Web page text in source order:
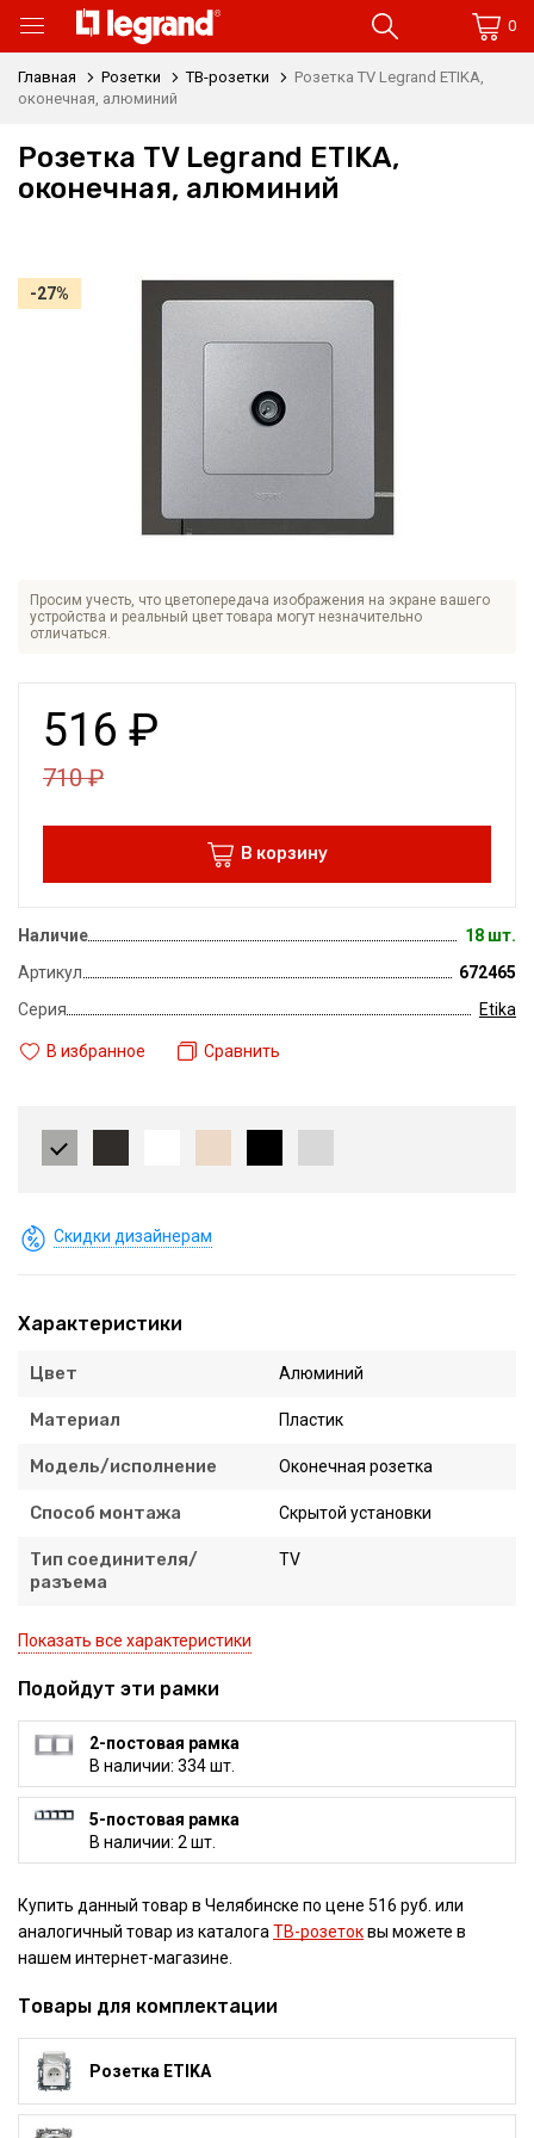
0
Главная Розетки ТВ-розетки
Розетка TV Legrand ETIKA,
оконечная, алюминий
Розетка TV Legrand ETIKA,
оконечная, алюминий
Просим учесть, что цветопередача изображения на экране вашего
устройства и реальный цвет товара могут незначительно
отличаться.
-27%
516 ₽
710₽
В корзину
Наличие
18 шт.
Артикул
672465
Серия
Etika
В избранное Сравнить
Скидки дизайнерам
Характеристики
Цвет Алюминий
Материал Пластик
Модель/исполнение Оконечная розетка
Способ монтажа Скрытой установки
Тип соединителя/
разъема
TV
Показать все характеристики
Подойдут эти рамки
2-постовая рамка
В наличии: 334 шт.
5-постовая рамка
В наличии: 2 шт.
Купить данный товар в Челябинске по цене 516 руб. или
аналогичный товар из каталогаТВ-розетоквы можете в
нашем интернет-магазине.
Товары для комплектации
Розетка ETIKA